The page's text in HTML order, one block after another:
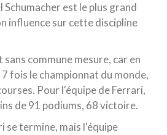
Schumacher est le plus grand
influence sur cette discipline
commune mesure, car en
fois le championnat du monde,
Pour l'équipe de Ferrari,
de 91 podiums, 68 victoire.
se termine, mais l'équipe